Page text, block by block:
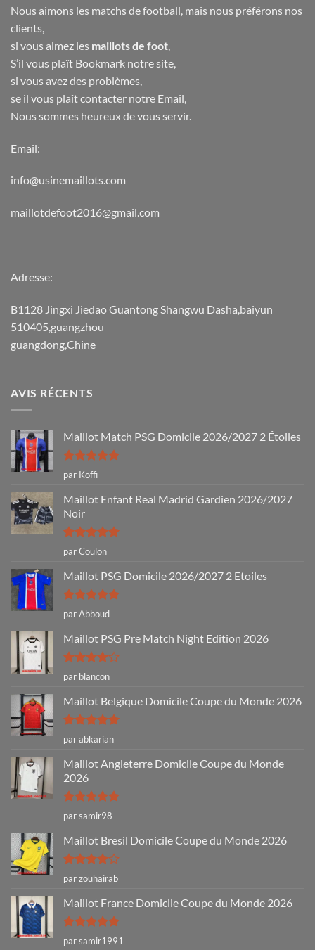
Nous aimons les matchs de football, mais nous préférons nos
clients,
si vous aimez les maillots de foot,
S’il vous plaît Bookmark notre site,
si vous avez des problèmes,
se il vous plaît contacter notre Email,
Nous sommes heureux de vous servir.
Email:
info@usinemaillots.com
maillotdefoot2016@gmail.com
Adresse:
B1128 Jingxi Jiedao Guantong Shangwu Dasha,baiyun
510405,guangzhou
guangdong,Chine
AVIS RÉCENTS
Maillot Match PSG Domicile 2026/2027 2 Étoiles
Note5sur
5
par Koffi
Maillot Enfant Real Madrid Gardien 2026/2027
Noir
Note5sur
5
par Coulon
Maillot PSG Domicile 2026/2027 2 Etoiles
Note5sur
5
par Abboud
Maillot PSG Pre Match Night Edition 2026
Note4
sur 5
par blancon
Maillot Belgique Domicile Coupe du Monde 2026
Note5sur
5
par abkarian
Maillot Angleterre Domicile Coupe du Monde
2026
Note5sur
5
par samir98
Maillot Bresil Domicile Coupe du Monde 2026
Note4
sur 5
par zouhairab
Maillot France Domicile Coupe du Monde 2026
Note5sur
par samir1991